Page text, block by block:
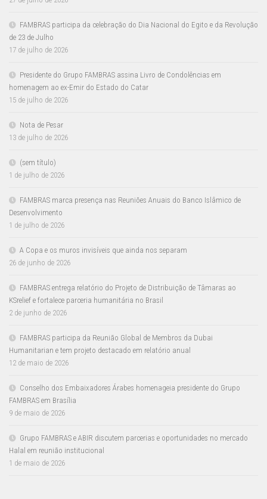
FAMBRAS participa da celebração do Dia Nacional do Egito e da Revolução
de 23 de Julho
17 de julho de 2026
Presidente do Grupo FAMBRAS assina Livro de Condolências em
homenagem ao ex-Emir do Estado do Catar
15 de julho de 2026
Nota de Pesar
13 de julho de 2026
(sem título)
1 de julho de 2026
FAMBRAS marca presença nas Reuniões Anuais do Banco Islâmico de
Desenvolvimento
1 de julho de 2026
A Copa e os muros invisíveis que ainda nos separam
26 de junho de 2026
FAMBRAS entrega relatório do Projeto de Distribuição de Tâmaras ao
KSrelief e fortalece parceria humanitária no Brasil
2 de junho de 2026
FAMBRAS participa da Reunião Global de Membros da Dubai
Humanitarian e tem projeto destacado em relatório anual
12 de maio de 2026
Conselho dos Embaixadores Árabes homenageia presidente do Grupo
FAMBRAS em Brasília
9 de maio de 2026
Grupo FAMBRAS e ABIR discutem parcerias e oportunidades no mercado
Halal em reunião institucional
1 de maio de 2026